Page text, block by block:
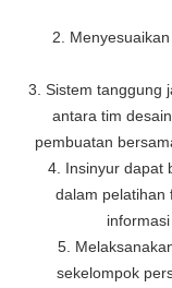
2.
3. Sistem tanggung
antara tim
pembuatan
4. Insinyur dapat
dalam pelatihan
5.
sekelompok